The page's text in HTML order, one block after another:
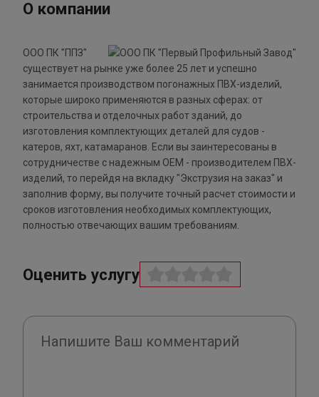
О компании
ООО ПК "ППЗ"
существует на рынке уже более 25 лет и успешно
занимается производством погонажных ПВХ-изделий,
которые широко применяются в разных сферах: от
строительства и отделочных работ зданий, до
изготовления комплектующих деталей для судов -
катеров, яхт, катамаранов. Если вы заинтересованы в
сотрудничестве с надежным ОЕМ - производителем ПВХ-
изделий, то перейдя на вкладку "Экструзия на заказ" и
заполнив форму, вы получите точный расчет стоимости и
сроков изготовления необходимых комплектующих,
полностью отвечающих вашим требованиям.
Оценить услугу